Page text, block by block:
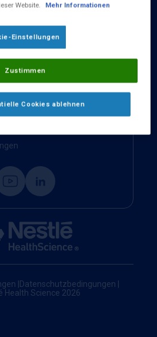
bis Donnerstag von 09:00
Website
Datenschutzbedingungen
Health Science 2026
Website.
Mehr Informationen
Einstellungen
Cookies ablehnen
Zustimmen